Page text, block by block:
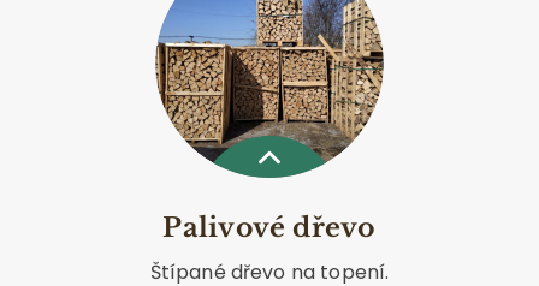
Palivové dřevo
Štípané dřevo na topení.